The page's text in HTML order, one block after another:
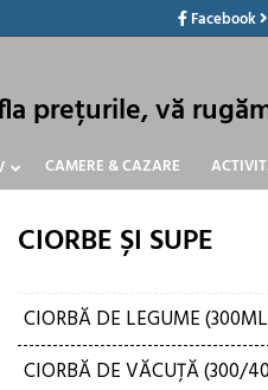
Facebook
CAMERE & CAZARE
prețurile, vă
CIORBE ȘI SUPE
CIORBĂ DE LEGUME
CIORBĂ DE VĂCUȚĂ (300/